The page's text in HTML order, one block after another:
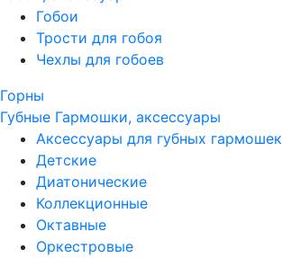
Гобои
Трости для гобоя
Чехлы для гобоев
Горны
Губные Гармошки, аксессуары
Аксессуары для губных гармошек
Детские
Диатонические
Коллекционные
Октавные
Оркестровые